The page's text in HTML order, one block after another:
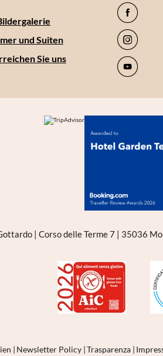
und Suiten
Sie uns
| Corso delle Terme 7 | 35036
| Newsletter Policy | Trasparenza |